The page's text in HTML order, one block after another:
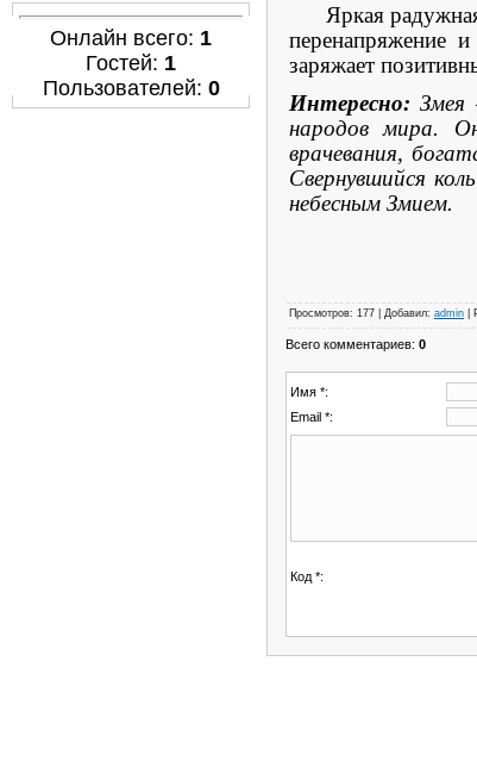
Онлайн всего: 1
Гостей: 1
Пользователей: 0
Яркая радужная
перенапряжение
заряжает
Интересно:Змея
народов мира.
врачевания,
Свернувшийся
небесным Змием.
Просмотров: 177 Добавил: admin
Всего комментариев: 0
Имя *:
Email *:
Код *: